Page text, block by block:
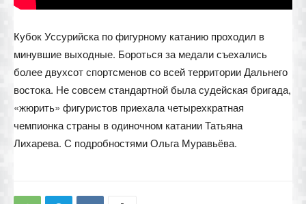
Кубок Уссурийска по фигурному катанию проходил в
минувшие выходные. Бороться за медали съехались
более двухсот спортсменов со всей территории Дальнего
востока. Не совсем стандартной была судейская бригада,
«жюрить» фигуристов приехала четырехкратная
чемпионка страны в одиночном катании Татьяна
Лихарева. С подробностями Ольга Муравьёва.